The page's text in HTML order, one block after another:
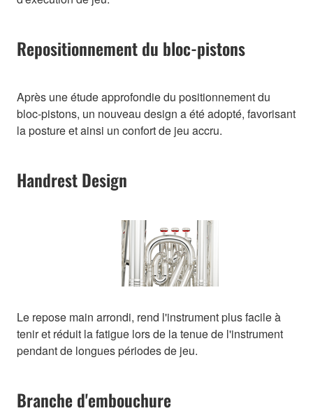
Repositionnement du bloc-pistons
Après une étude approfondie du positionnement du
bloc-pistons, un nouveau design a été adopté, favorisant
la posture et ainsi un confort de jeu accru.
Handrest Design
Le repose main arrondi, rend l'instrument plus facile à
tenir et réduit la fatigue lors de la tenue de l'instrument
pendant de longues périodes de jeu.
Branche d'embouchure